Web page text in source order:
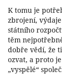
K tomu je
zbrojení,
státního
těm
dobře vědí, že
ozvat, a proto
„vyspělé“